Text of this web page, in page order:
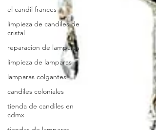
el candil frances
limpieza de candiles de
cristal
reparacion de lamparas
limpieza de lamparas
lamparas colgantes
candiles coloniales
tienda de candiles en
cdmx